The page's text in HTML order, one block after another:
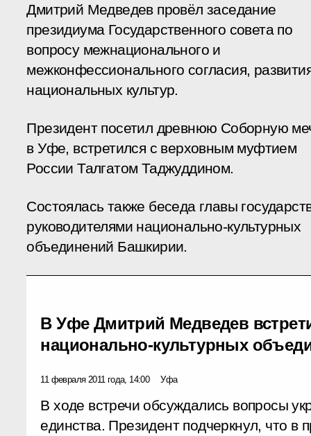
Дмитрий Медведев провёл заседание
президиума Государственного совета по
вопросу межнационального и
межконфессионального согласия,
национальных культур.
Президент посетил древнюю Соборную
в Уфе, встретился с верховным муфтием
России Талгатом Таджуддином.
Состоялась также беседа главы
руководителями национально-культурных
объединений Башкирии.
В Уфе Дмитрий Медведев
национально-культурных
11 февраля 2011 года, 14:00 Уфа
В ходе встречи обсуждались вопросы
единства. Президент подчеркнул, что